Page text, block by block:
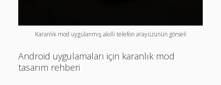
Karanlık mod uygulanmış akıllı telefon arayüzünün görseli
Android uygulamaları için karanlık mod
tasarım rehberi